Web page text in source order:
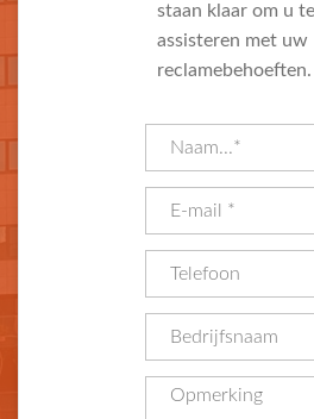
staan klaar om u te
assisteren met uw
reclamebehoeften.